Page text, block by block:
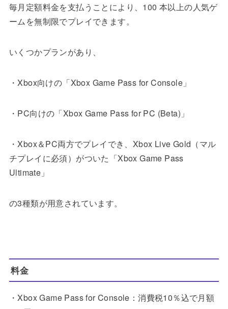
毎月定額料金を支払うことにより、100 本以上の人気ゲ
ームを無制限でプレイできます。
いくつかプランがあり、
・Xbox向けの「Xbox Game Pass for Console」
・PC向けの「Xbox Game Pass for PC (Beta)」
・Xbox＆PC両方でプレイでき、Xbox Live Gold（マル
チプレイに必須）がついた「Xbox Game Pass
Ultimate」
の3種類が用意されています。
料金
・Xbox Game Pass for Console：消費税10％込で月額